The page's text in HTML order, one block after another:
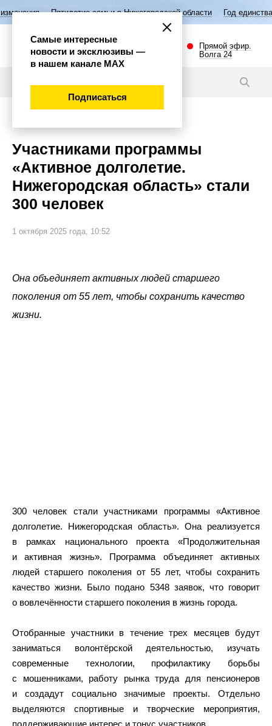
семьи в Нижегородской области Год единства народов России
Прямой эфир.
Волга 24
Участниками программы
«Активное долголетие.
Нижегородская область» стали
300 человек
1 октября 2025 года, 10:52
Она объединяет активных людей старшего
поколения от 55 лет, чтобы сохранить качество
жизни.
300 человек стали участниками программы «Активное
долголетие. Нижегородская область». Она реализуется
в рамках национального проекта «Продолжительная
и активная жизнь». Программа объединяет активных
людей старшего поколения от 55 лет, чтобы сохранить
качество жизни. Было подано 5348 заявок, что говорит
о вовлечённости старшего поколения в жизнь города.
Отобранные участники в течение трех месяцев будут
заниматься волонтёрской деятельностью, изучать
современные технологии, профилактику борьбы
с мошенниками, работу рынка труда для пенсионеров
и создадут социально значимые проекты. Отдельно
выделяются спортивные и творческие мероприятия,
поддерживающие интерес и тонус участников.
Самые интересные
новости и эксклюзивы —
в нашем канале МАХ
Подписаться